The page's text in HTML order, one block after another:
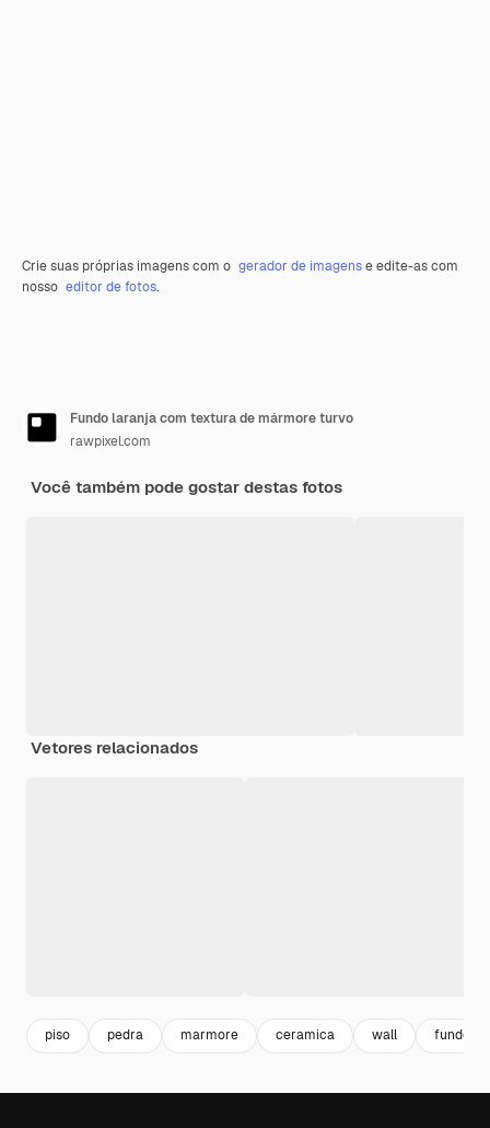
Crie suas próprias imagens com o gerador de imagense edite-as com
nosso editor de fotos.
Fundo laranja com textura de mármore turvo
rawpixel.com
Você também pode gostar destas fotos
Vetores relacionados
piso pedra marmore ceramica wall fundo